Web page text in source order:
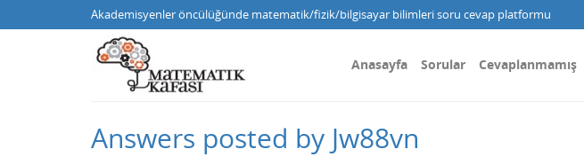
Akademisyenler öncülüğünde matematik/fizik/bilgisayar bilimleri soru cevap platformu
Anasayfa Sorular Cevaplanmamış
Answers posted by Jw88vn